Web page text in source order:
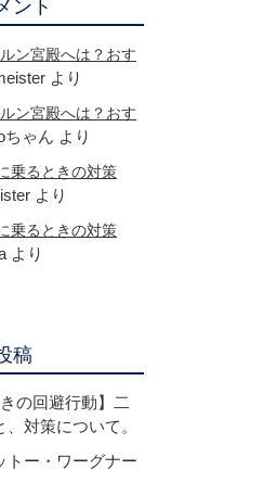
ント
ン宮殿へは？おす
より
ン宮殿へは？おす
ちゃん より
乗るときの対策
より
乗るときの対策
より
稿
の回避行動】二
対策について。
トー・ワーグナー